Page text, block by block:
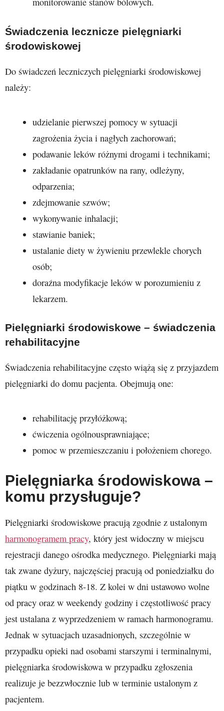
Świadczenia lecznicze pielęgniarki
środowiskowej
Do świadczeń leczniczych pielęgniarki środowiskowej
należy:
udzielanie pierwszej pomocy w sytuacji
zagrożenia życia i nagłych zachorowań;
podawanie leków różnymi drogami i technikami;
zakładanie opatrunków na rany, odleżyny,
odparzenia;
zdejmowanie szwów;
wykonywanie inhalacji;
stawianie baniek;
ustalanie diety w żywieniu przewlekle chorych
osób;
doraźna modyfikacje leków w porozumieniu z
lekarzem.
Pielęgniarki środowiskowe – świadczenia
rehabilitacyjne
Świadczenia rehabilitacyjne często wiążą się z przyjazdem
pielęgniarki do domu pacjenta. Obejmują one:
rehabilitację przyłóżkową;
ćwiczenia ogólnousprawniające;
pomoc w przemieszczaniu i położeniem chorego.
Pielęgniarka środowiskowa –
komu przysługuje?
Pielęgniarki środowiskowe pracują zgodnie z ustalonym
harmonogramem pracy, który jest widoczny w miejscu
rejestracji danego ośrodka medycznego. Pielęgniarki mają
tak zwane dyżury, najczęściej pracują od poniedziałku do
piątku w godzinach 8-18. Z kolei w dni ustawowo wolne
od pracy oraz w weekendy godziny i częstotliwość pracy
jest ustalana z wyprzedzeniem w ramach harmonogramu.
Jednak w sytuacjach uzasadnionych, szczególnie w
przypadku opieki nad osobami starszymi i terminalnymi,
pielęgniarka środowiskowa w przypadku zgłoszenia
realizuje je bezzwłocznie lub w terminie ustalonym z
pacjentem.